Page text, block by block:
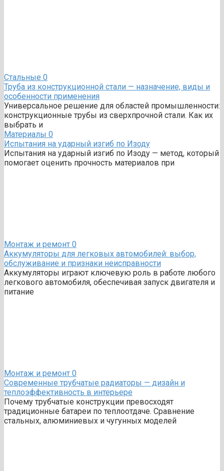
Стальные 0
Труба из конструкционной стали — назначение, виды и
особенности применения
Универсальное решение для областей промышленности:
конструкционные трубы из сверхпрочной стали. Как их
выбрать и
Материалы 0
Испытания на ударный изгиб по Изоду
Испытания на ударный изгиб по Изоду — метод, который
помогает оценить прочность материалов при
Монтаж и ремонт 0
Аккумуляторы для легковых автомобилей: выбор,
обслуживание и признаки неисправности
Аккумуляторы играют ключевую роль в работе любого
легкового автомобиля, обеспечивая запуск двигателя и
питание
Монтаж и ремонт 0
Современные трубчатые радиаторы — дизайн и
теплоэффективность в интерьере
Почему трубчатые конструкции превосходят
традиционные батареи по теплоотдаче. Сравнение
стальных, алюминиевых и чугунных моделей